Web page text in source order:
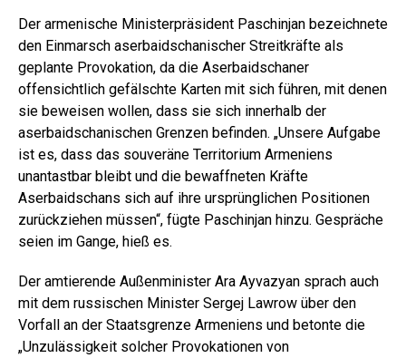
Der armenische Ministerpräsident Paschinjan bezeichnete
den Einmarsch aserbaidschanischer Streitkräfte als
geplante Provokation, da die Aserbaidschaner
offensichtlich gefälschte Karten mit sich führen, mit denen
sie beweisen wollen, dass sie sich innerhalb der
aserbaidschanischen Grenzen befinden. „Unsere Aufgabe
ist es, dass das souveräne Territorium Armeniens
unantastbar bleibt und die bewaffneten Kräfte
Aserbaidschans sich auf ihre ursprünglichen Positionen
zurückziehen müssen“, fügte Paschinjan hinzu. Gespräche
seien im Gange, hieß es.
Der amtierende Außenminister Ara Ayvazyan sprach auch
mit dem russischen Minister Sergej Lawrow über den
Vorfall an der Staatsgrenze Armeniens und betonte die
„Unzulässigkeit solcher Provokationen von